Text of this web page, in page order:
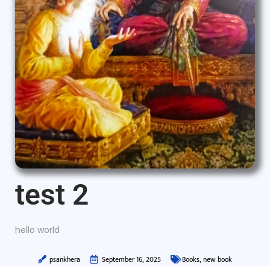
test 2
hello world
psankhera September 16, 2025 Books,new book